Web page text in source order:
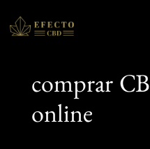
comprar
online